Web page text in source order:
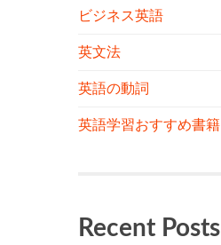
ビジネス英語
英文法
英語の動詞
英語学習おすすめ書籍
Recent Posts